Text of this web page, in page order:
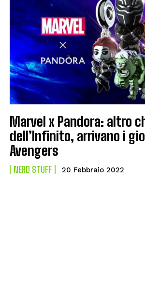
Marvel x Pandora: altro
dell’Infinito, arrivano i
Avengers
NERD STUFF 20 Febbraio 2022